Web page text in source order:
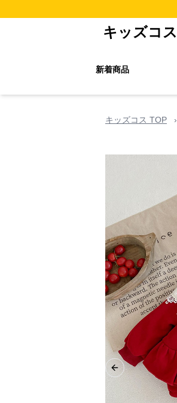
キッズコス
新着商品
キッズコス TOP ›
Previous slide